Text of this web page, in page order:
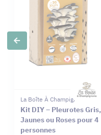
La Boîte À Champignons
Kit DIY – Pleurotes Gris,
Jaunes ou Roses pour 4
personnes
Slide précédente